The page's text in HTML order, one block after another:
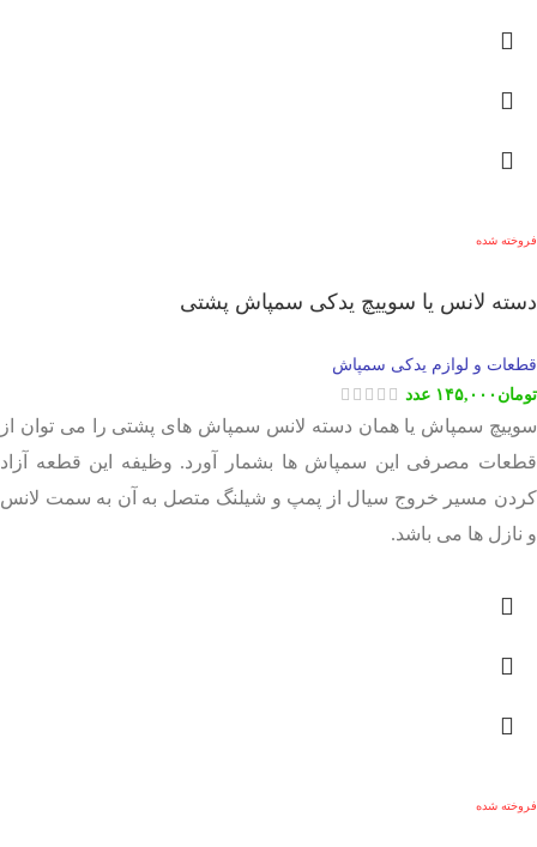
فروخته شده
دسته لانس یا سوییچ یدکی سمپاش پشتی
قطعات و لوازم یدکی سمپاش
تومان ۱۴۵,۰۰۰ عدد
سوییچ سمپاش یا همان دسته لانس سمپاش های پشتی را می توان از
قطعات مصرفی این سمپاش ها بشمار آورد. وظیفه این قطعه آزاد
کردن مسیر خروج سیال از پمپ و شیلنگ متصل به آن به سمت لانس
و نازل ها می باشد.
فروخته شده